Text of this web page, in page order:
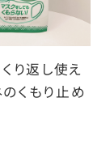
り返し使え
くもり止め